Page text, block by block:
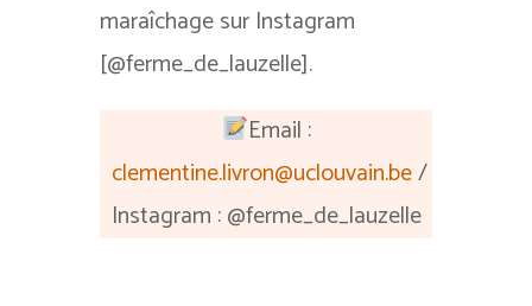
maraîchage sur Instagram
[@ferme_de_lauzelle].
Email :
clementine.livron@uclouvain.be/
Instagram : @ferme_de_lauzelle